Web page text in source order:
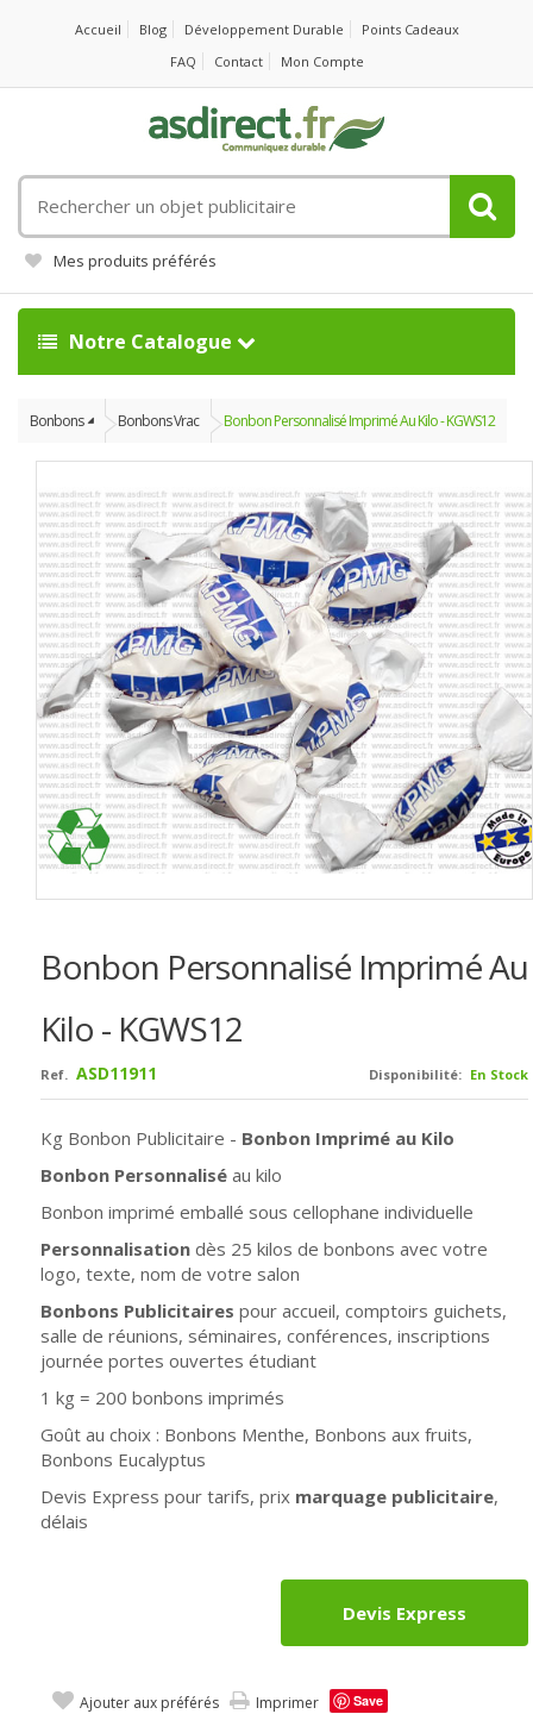
Accueil Blog Développement Durable
Points Cadeaux
FAQ
Contact Mon Compte
un
objet
publicitaire
Mes produits préférés
Notre Catalogue
Bonbons Bonbons Vrac Bonbon Personnalisé Imprimé Au Kilo - KGWS12
Bonbon Personnalisé Imprimé Au
Kilo - KGWS12
Disponibilité: En Stock
Ref. ASD11911
Kg Bonbon Publicitaire - Bonbon Imprimé au Kilo
Bonbon Personnalisé au kilo
Bonbon imprimé emballé sous cellophane individuelle
Personnalisation dès 25 kilos de bonbons avec votre
logo, texte, nom de votre salon
Bonbons Publicitaires pour accueil, comptoirs guichets,
salle de réunions, séminaires, conférences, inscriptions
journée portes ouvertes étudiant
1 kg = 200 bonbons imprimés
Goût au choix : Bonbons Menthe, Bonbons aux fruits,
Bonbons Eucalyptus
Devis Express pour tarifs, prix marquage publicitaire,
délais
Devis Express
Ajouter aux préférés Imprimer Save